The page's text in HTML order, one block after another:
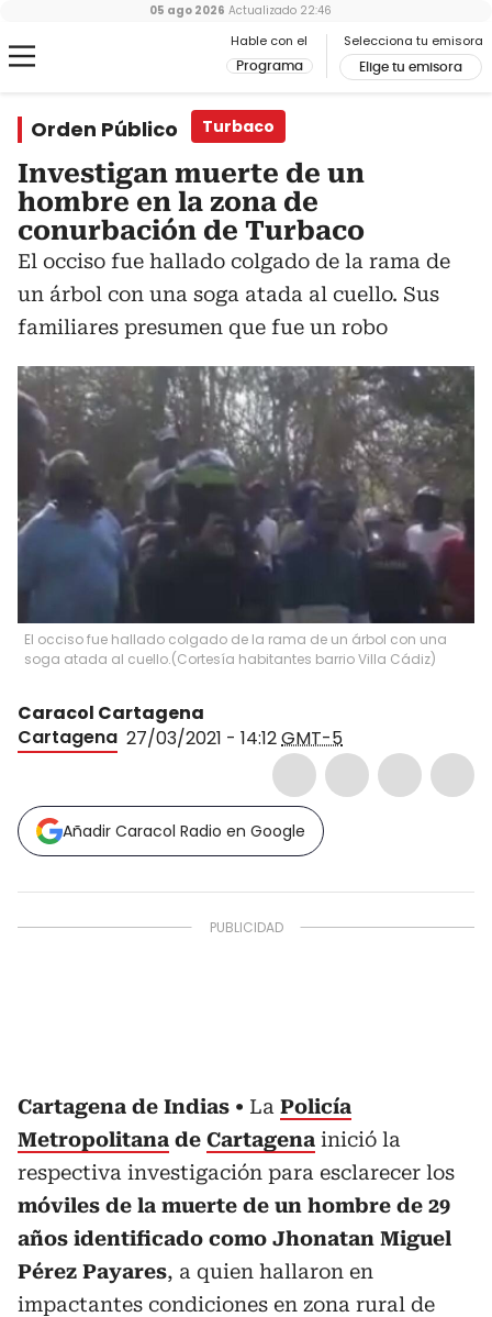
Hable con el
Programa
Selecciona tu emisora
Elige tu emisora
05 ago 2026 Actualizado 22:46
Orden Público Turbaco
Investigan muerte de un
hombre en la zona de
conurbación de Turbaco
El occiso fue hallado colgado de la rama de
un árbol con una soga atada al cuello. Sus
familiares presumen que fue un robo
El occiso fue hallado colgado de la rama de un árbol con una
soga atada al cuello.(Cortesía habitantes barrio Villa Cádiz)
Caracol Cartagena
Cartagena 27/03/2021 - 14:12GMT-5
Añadir Caracol Radio en Google
Cartagena de Indias La Policía
Metropolitana de Cartagena inició la
respectiva investigación para esclarecer los
móviles de la muerte de un hombre de 29
años identificado como Jhonatan Miguel
Pérez Payares, a quien hallaron en
impactantes condiciones en zona rural de